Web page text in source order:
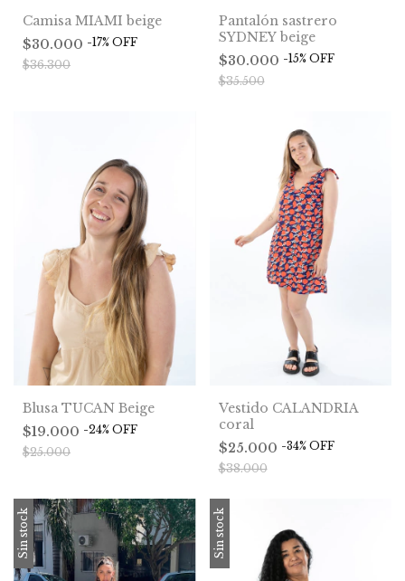
Camisa MIAMI beige
$30.000 -17% OFF
$36.300
Pantalón sastrero
SYDNEY beige
$30.000 -15% OFF
$35.500
Blusa TUCAN Beige
$19.000 -24% OFF
$25.000
Vestido CALANDRIA
coral
$25.000 -34% OFF
$38.000
Sin stock Sin stock